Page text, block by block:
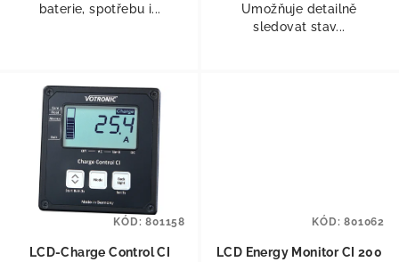
baterie, spotřebu i...
Umožňuje detailně
sledovat stav...
LCD-Charge Control CI
KÓD:801158
LCD Energy Monitor CI 200
KÓD:801062